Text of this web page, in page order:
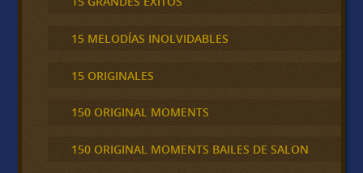
15 MELODÍAS INOLVIDABLES
15 ORIGINALES
150 ORIGINAL MOMENTS
150 ORIGINAL MOMENTS BAILES DE SALON